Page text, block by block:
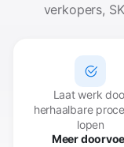
verkopers,
Laat werk
herhaalbare
lopen
Meer